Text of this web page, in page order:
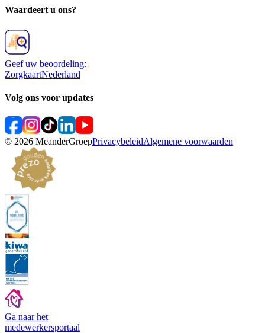
Waardeert u ons?
Geef uw beoordeling:
ZorgkaartNederland
Volg ons voor updates
© 2026 MeanderGroepPrivacybeleidAlgemene voorwaarden
Ga naar het
medewerkersportaal